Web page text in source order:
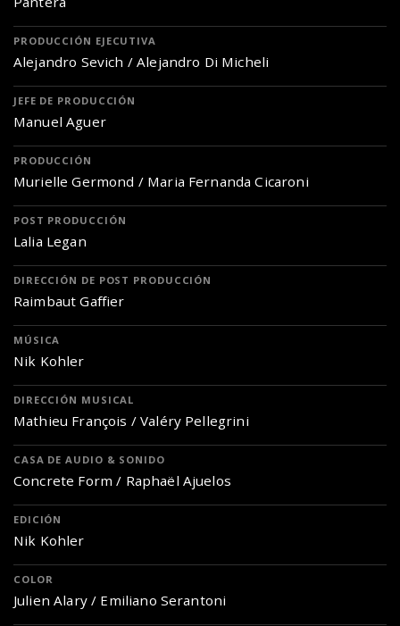
PRODUCCIÓN EJECUTIVA
Alejandro Sevich / Alejandro Di Micheli
JEFE DE PRODUCCIÓN
Manuel Aguer
PRODUCCIÓN
Murielle Germond / Maria Fernanda Cicaroni
POST PRODUCCIÓN
Lalia Legan
DIRECCIÓN DE POST PRODUCCIÓN
Raimbaut Gaffier
MÚSICA
Nik Kohler
DIRECCIÓN MUSICAL
Mathieu François / Valéry Pellegrini
CASA DE AUDIO & SONIDO
Concrete Form / Raphaël Ajuelos
EDICIÓN
Nik Kohler
COLOR
Julien Alary / Emiliano Serantoni